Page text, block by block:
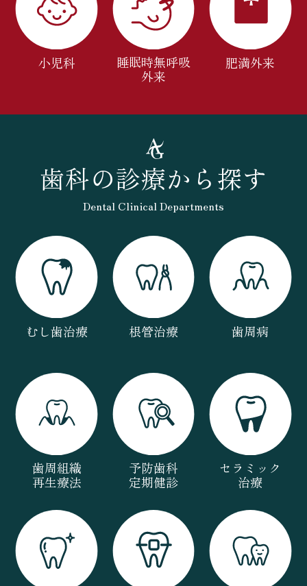
小児科
睡眠時無呼吸
外来
肥満外来
歯科の診療から探す
Dental Clinical Departments
むし歯治療 根管治療 歯周病
歯周組織
再生療法
予防歯科
定期健診
セラミック
治療